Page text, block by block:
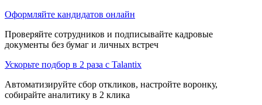
Оформляйте кандидатов онлайн
Проверяйте сотрудников и подписывайте кадровые
документы без бумаг и личных встреч
Ускорьте подбор в 2 раза с Talantix
Автоматизируйте сбор откликов, настройте воронку,
собирайте аналитику в 2 клика